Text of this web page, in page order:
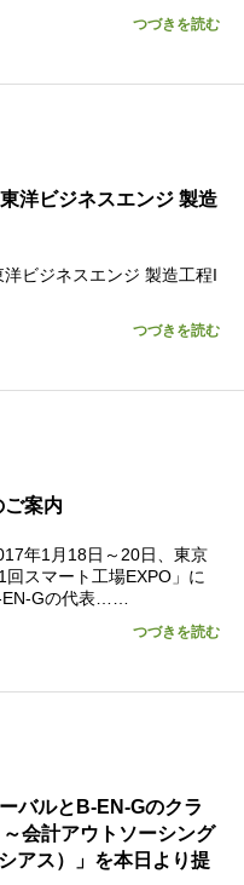
つづきを読む
洋ビジネスエンジ 製造
ビジネスエンジ 製造工程I
つづきを読む
案内
年1月18日～20日、東京
スマート工場EXPO」に
EN-Gの代表……
つづきを読む
バルとB-EN-Gのクラ
会計アウトソーシング
アス）」を本日より提